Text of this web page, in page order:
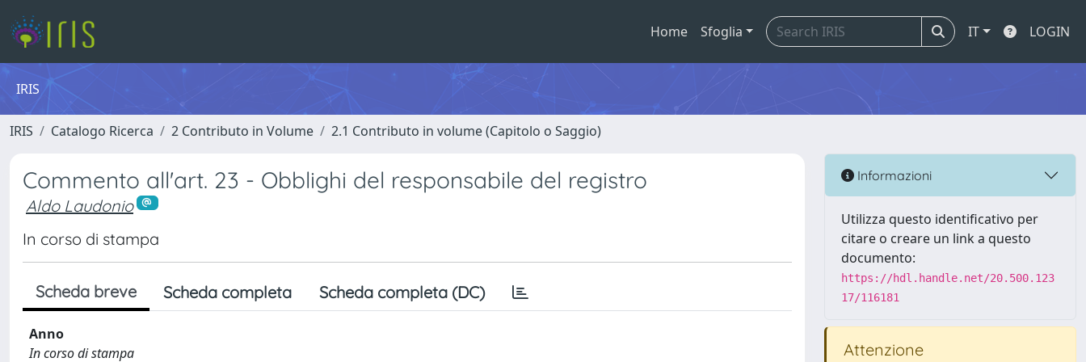
Home Sfoglia IT LOGIN
IRIS
IRIS Catalogo Ricerca 2 Contributo in Volume 2.1 Contributo in volume (Capitolo o Saggio)
Commento all'art. 23 - Obblighi del responsabile del registro
Aldo Laudonio
In corso di stampa
Scheda breve Scheda completa Scheda completa (DC)
Anno
In corso di stampa
Informazioni
Utilizza questo identificativo per
citare o creare un link a questo
documento:
https://hdl.handle.net/20.500.123
17/116181
Attenzione